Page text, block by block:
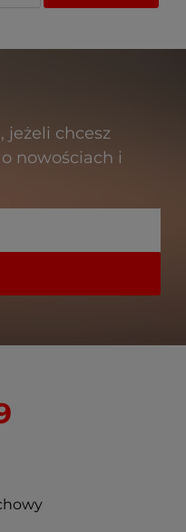
jeżeli chcesz
nowościach i